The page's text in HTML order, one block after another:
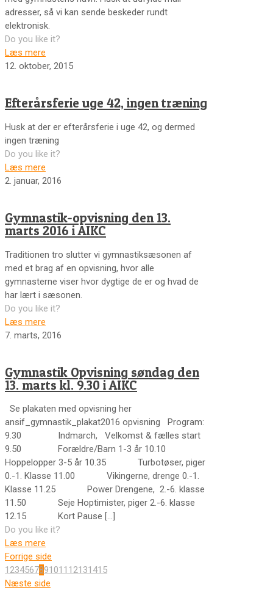
adresser, så vi kan sende beskeder rundt
elektronisk.
Do you like it?
Læs mere
12. oktober, 2015
Efterårsferie uge 42, ingen træning
Husk at der er efterårsferie i uge 42, og dermed
ingen træning
Do you like it?
Læs mere
2. januar, 2016
Gymnastik-opvisning den 13.
marts 2016 i AIKC
Traditionen tro slutter vi gymnastiksæsonen af
med et brag af en opvisning, hvor alle
gymnasterne viser hvor dygtige de er og hvad de
har lært i sæsonen.
Do you like it?
Læs mere
7. marts, 2016
Gymnastik Opvisning søndag den
13. marts kl. 9.30 i AIKC
Se plakaten med opvisning her
ansif_gymnastik_plakat2016 opvisning Program:
9.30 Indmarch, Velkomst & fælles start
9.50 Forældre/Barn 1-3 år 10.10
Hoppelopper 3-5 år 10.35 Turbotøser, piger
0.-1. Klasse 11.00 Vikingerne, drenge 0.-1.
Klasse 11.25 Power Drengene, 2.-6. klasse
11.50 Seje Hoptimister, piger 2.-6. klasse
12.15 Kort Pause […]
Do you like it?
Læs mere
Forrige side
1 234567891011 12131415
Næste side